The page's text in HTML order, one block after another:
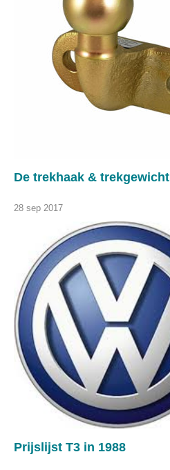
De trekhaak & trekgewicht
28 sep 2017
Prijslijst T3 in 1988